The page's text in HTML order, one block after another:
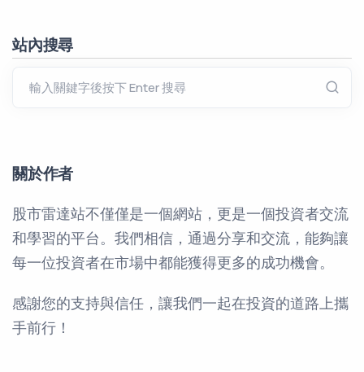
站內搜尋
關於作者
股市雷達站不僅僅是一個網站，更是一個投資者交流
和學習的平台。我們相信，通過分享和交流，能夠讓
每一位投資者在市場中都能獲得更多的成功機會。
感謝您的支持與信任，讓我們一起在投資的道路上攜
手前行！